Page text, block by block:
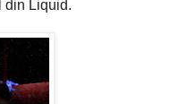
din Liquid.